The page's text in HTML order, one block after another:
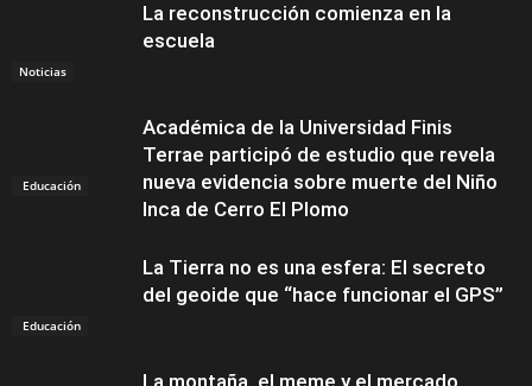
Noticias
La reconstrucción comienza en la
escuela
Educación
Académica de la Universidad Finis
Terrae participó de estudio que revela
nueva evidencia sobre muerte del Niño
Inca de Cerro El Plomo
Educación
La Tierra no es una esfera: El secreto
del geoide que “hace funcionar el GPS”
La montaña, el meme y el mercado